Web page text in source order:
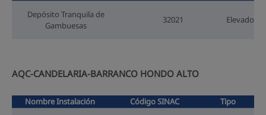
Depósito Tranquila de
Gambuesas
32021 Elevado
AQC-CANDELARIA-BARRANCO HONDO ALTO
Nombre Instalación Código SINAC
Tipo